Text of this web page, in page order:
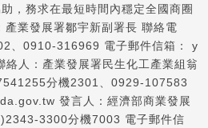
，務求在最短時間內穩定全國商圈
業發展署鄒宇新副署長 聯絡電
、0910-316969 電子郵件信箱： y
人：產業發展署民生化工產業組翁
分機2301、0929-107583
發言人：經濟部商業發展
3300分機7003 電子郵件信